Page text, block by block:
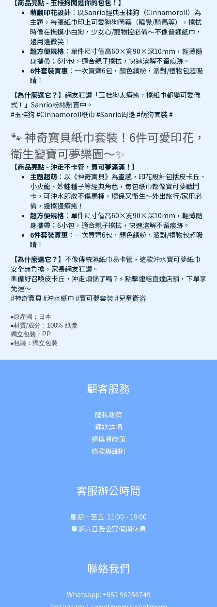
【商品亮點 - 玉桂狗闖進你的包包！】
萌翻印花設計 ：以Sanrio經典玉桂狗（Cinnamoroll）為
主題，每張紙巾印上可愛狗狗圖案（睡覺/騎馬等），擦拭
時像在撫摸小白狗，少女心/寵物控必備～不像普通紙巾，
邊用邊微笑！
超方便規格 ：單件尺寸僅高60×寬90×深10mm，輕薄隨
身攜帶；6小包，適合親子擦拭，快速溶解不留痕跡。
6件套裝實惠 ：一次買齊6包，顏色繽紛，派對/禮物包超吸
睛！
【為什麼選它？】 網友狂讚「玉桂狗太療癒，擦紙巾都變可愛儀
式！」Sanrio粉絲熱賣中。
#玉桂狗 #Cinnamoroll紙巾 #Sanrio周邊 #萌狗套裝 #
🐾 神奇寶貝紙巾套裝！6件可愛印花，
衛生變寶可夢樂園～✨
【商品亮點 - 沖走不卡管，寶可夢滿滿！】
主題超萌 ：以《神奇寶貝》為靈感，印花設計包括皮卡丘、
小火龍、妙蛙種子等經典角色，每包紙巾都像寶可夢戰鬥
卡，可沖水即散不傷馬桶，環保又衛生～外出旅行/家用必
備，邊擦邊療癒！
超方便規格 ：單件尺寸僅高60×寬90×深10mm，輕薄隨
身攜帶；6小包，適合親子擦拭，快速溶解不留痕跡。
6件套裝實惠 ：一次買齊6包，顏色繽紛，派對/禮物包超吸
睛！
【為什麼選它？】 不像傳統濕紙巾易卡管，這款沖水寶可夢紙巾
安全無負擔，家長網友狂讚。
準備好召喚皮卡丘，沖走煩惱了嗎？⚡ 點擊連結直達店舖，下單享
免運～
#神奇寶貝 #沖水紙巾 #寶可夢套裝 #兒童衛浴
■原產國：日本
■材質/成分：100% 紙漿
獨立包裝：PP
■包裝：獨立包裝
顧客服務
隱私政策
運送詳情
退換貨政策
條款與細則
客服辦公時間
星期一至五 11:00 - 19:00
星期六日及公眾假期休息
聯絡我們
Whatsapp: +852 96256749